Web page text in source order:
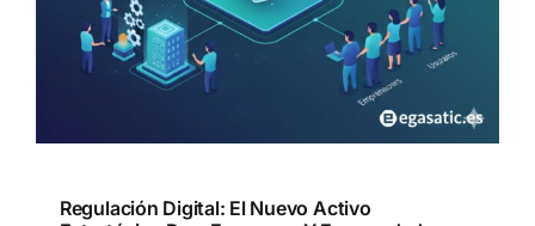
Regulación Digital: El Nuevo Activo